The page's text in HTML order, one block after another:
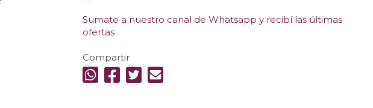
Sumate a nuestro canal de Whatsapp y recibí las últimas
ofertas
Compartir